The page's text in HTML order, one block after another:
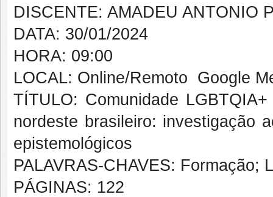
DISCENTE: AMADEU ANTONIO
DATA: 30/01/2024
HORA: 09:00
LOCAL: Online/Remoto  Google
TÍTULO: Comunidade
nordeste brasileiro: investigação
epistemológicos
PALAVRAS-CHAVES: Formação;
PÁGINAS: 122